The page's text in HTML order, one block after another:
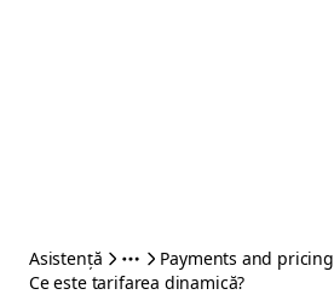
Asistență
Payments and pricing
Ce este tarifarea dinamică?